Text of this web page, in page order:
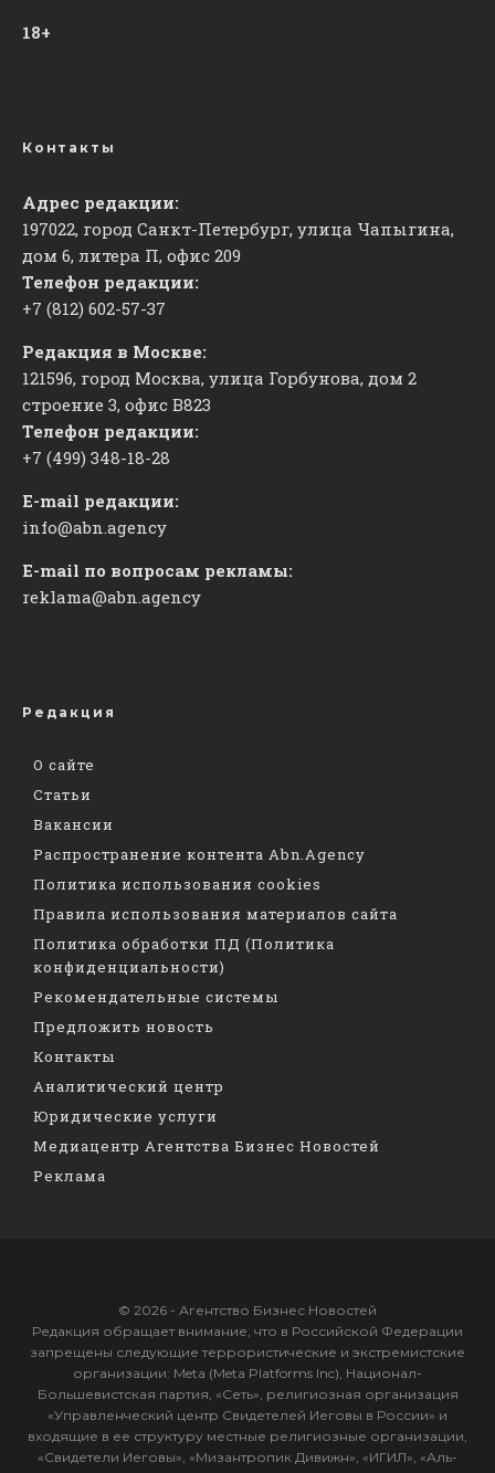
18+
Контакты
Адрес редакции:
197022, город Санкт-Петербург, улица Чапыгина,
дом 6, литера П, офис 209
Телефон редакции:
+7 (812) 602-57-37
Редакция в Москве:
121596, город Москва, улица Горбунова, дом 2
строение 3, офис ​В823
Телефон редакции:
+7 (499) 348-18-28
E-mail редакции:
info@abn.agency
E-mail по вопросам рекламы:
reklama@abn.agency
Редакция
О сайте
Статьи
Вакансии
Распространение контента Abn.Agency
Политика использования cookies
Правила использования материалов сайта
Политика обработки ПД (Политика
конфиденциальности)
Рекомендательные системы
Предложить новость
Контакты
Аналитический центр
Юридические услуги
Медиацентр Агентства Бизнес Новостей
Реклама
© 2026 - Агентство Бизнес Новостей
Редакция обращает внимание, что в Российской Федерации
запрещены следующие террористические и экстремистские
организации: Meta (Meta Platforms Inc), Национал-
Большевистская партия, «Сеть», религиозная организация
«Управленческий центр Свидетелей Иеговы в России» и
входящие в ее структуру местные религиозные организации,
«Свидетели Иеговы», «Мизантропик Дивижн», «ИГИЛ», «Аль-